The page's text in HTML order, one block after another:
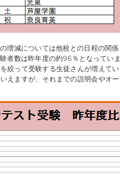
増減については他校との日程の関係
者数は昨年度の約96％となっていま
絞って受験する生徒さんが増えてい
えますが、それまでの説明会やオー